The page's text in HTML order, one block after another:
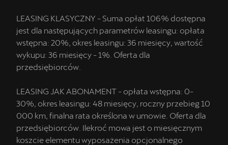
LEASING KLASYCZNY - Suma opłat 106% dostępna
jest dla następujących parametrów leasingu: opłata
wstępna: 20%, okres leasingu: 36 miesięcy, wartość
wykupu: 36 miesięcy - 1%. Oferta dla
przedsiębiorców.
LEASING JAK ABONAMENT - opłata wstępna: 0-
30%, okres leasingu: 48 miesięcy, roczny przebieg 10
000 km, finalna rata określona w umowie. Oferta dla
przedsiębiorców. Ilekroć mowa jest o miesięcznym
koszcie elementu wyposażenia opcjonalnego